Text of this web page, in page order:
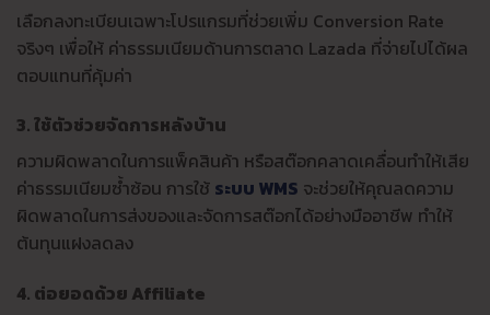
เลือกลงทะเบียนเฉพาะโปรแกรมที่ช่วยเพิ่ม Conversion Rate
จริงๆ เพื่อให้ ค่าธรรมเนียมด้านการตลาด Lazada ที่จ่ายไปได้ผล
ตอบแทนที่คุ้มค่า
3. ใช้ตัวช่วยจัดการหลังบ้าน
ความผิดพลาดในการแพ็คสินค้า หรือสต๊อกคลาดเคลื่อนทำให้เสีย
ค่าธรรมเนียมซ้ำซ้อน การใช้ ระบบ WMS จะช่วยให้คุณลดความ
ผิดพลาดในการส่งของและจัดการสต๊อกได้อย่างมืออาชีพ ทำให้
ต้นทุนแฝงลดลง
4. ต่อยอดด้วย Affiliate